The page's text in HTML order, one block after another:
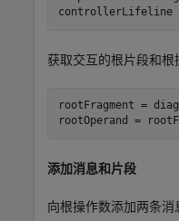
controllerLifeline
获取交互的根片段和根
rootFragment =
rootOperand =
添加消息和片段
向根操作数添加两条消